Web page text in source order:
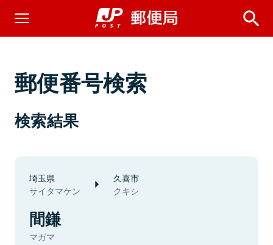
郵便番号検索
検索結果
埼玉県
サイタマケン
久喜市
クキシ
間鎌
マガマ